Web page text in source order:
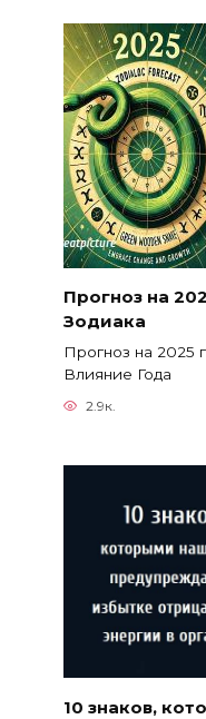
Прогноз на
Зодиака
Прогноз на 2025
Влияние Года
2.9к.
10 знаков,